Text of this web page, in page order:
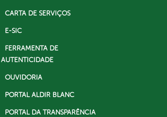
CARTA DE SERVIÇOS
E-SIC
FERRAMENTA DE
AUTENTICIDADE
OUVIDORIA
PORTAL ALDIR BLANC
PORTAL DA TRANSPARÊNCIA